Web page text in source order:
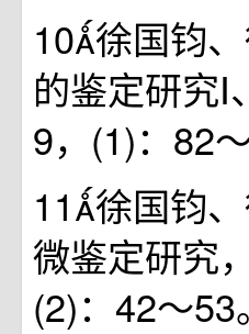
10徐国钧
的鉴定研究
9，(1)：82
11徐国钧
微鉴定研究
(2)：42～53。